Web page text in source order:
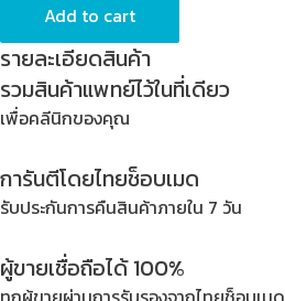
_
สี
ฟ้า
_
18''
x
)
quantity
Add to cart
รายละเอียดสินค้า
รวมสินค้าแพทย์ไว้ในที่เดียว
เพื่อคลีนิกของคุณ
การันตีโดยไทยช็อบเมด
รับประกันการคืนสินค้าภายใน 7 วัน
ผู้ขายเชื่อถือได้ 100%